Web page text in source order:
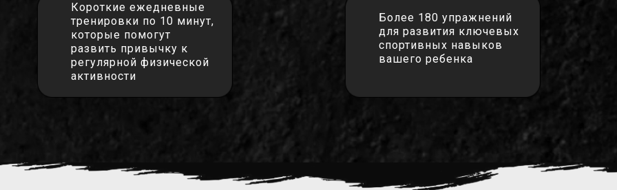
Короткие ежедневные
тренировки по 10 минут,
которые помогут
развить привычку к
регулярной физической
активности
Более 180 упражнений
для развития ключевых
спортивных навыков
вашего ребенка